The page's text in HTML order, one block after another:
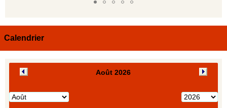
Calendrier